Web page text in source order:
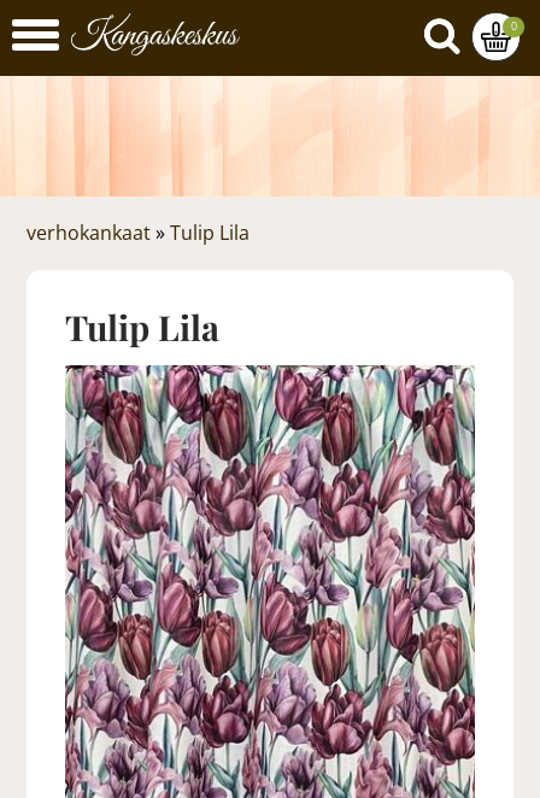
0
verhokankaat »Tulip Lila
Tulip Lila